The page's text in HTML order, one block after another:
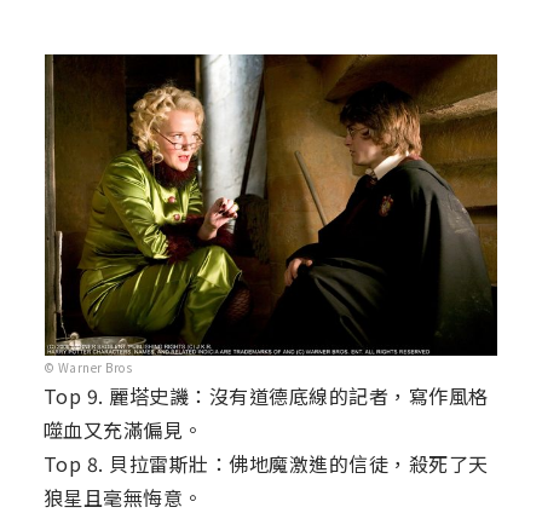
© Warner Bros
Top 9. 麗塔史譏：沒有道德底線的記者，寫作風格
噬血又充滿偏見。
Top 8. 貝拉雷斯壯：佛地魔激進的信徒，殺死了天
狼星且毫無悔意。